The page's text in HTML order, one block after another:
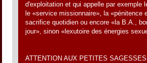
d'exploitation et qui appelle par exemple
le «service missionnaire», la «pénitence
sacrifice quotidien ou encore «la B.A.,
jour», sinon «lexutoire des énergies
ATTENTION AUX PETITES